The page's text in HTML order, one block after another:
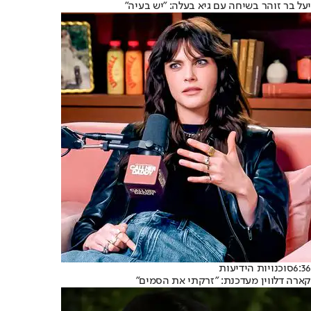
יעל בר זוהר בשיחה עם גיא בעלה: "יש בעיה"
6:36סוכנויות הידיעות
קארה דלווין מעדכנת: "זרקתי את הסמים"